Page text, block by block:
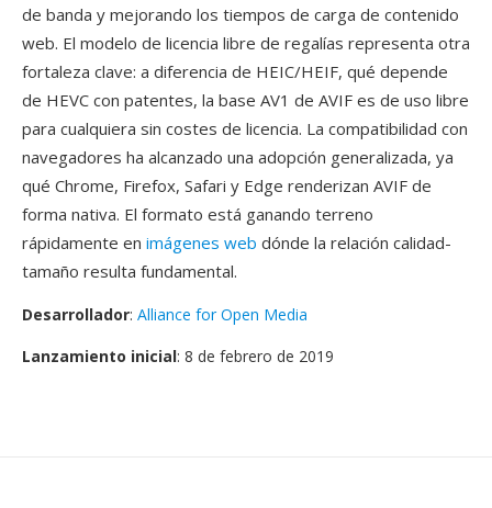
de banda y mejorando los tiempos de carga de contenido
web. El modelo de licencia libre de regalías representa otra
fortaleza clave: a diferencia de HEIC/HEIF, qué depende
de HEVC con patentes, la base AV1 de AVIF es de uso libre
para cualquiera sin costes de licencia. La compatibilidad con
navegadores ha alcanzado una adopción generalizada, ya
qué Chrome, Firefox, Safari y Edge renderizan AVIF de
forma nativa. El formato está ganando terreno
rápidamente en imágenes web dónde la relación calidad-
tamaño resulta fundamental.
Desarrollador: Alliance for Open Media
Lanzamiento inicial: 8 de febrero de 2019